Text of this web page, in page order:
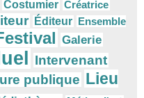
Costumier Créatrice
Éditeur Ensemble
Galerie
Intervenant
publique Lieu